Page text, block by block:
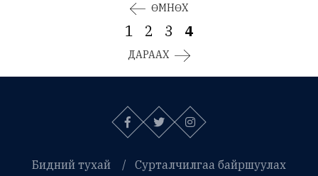
ӨМНӨХ
1 2 3 4
ДАРААХ
Бидний тухай
Сурталчилгаа байршуулах